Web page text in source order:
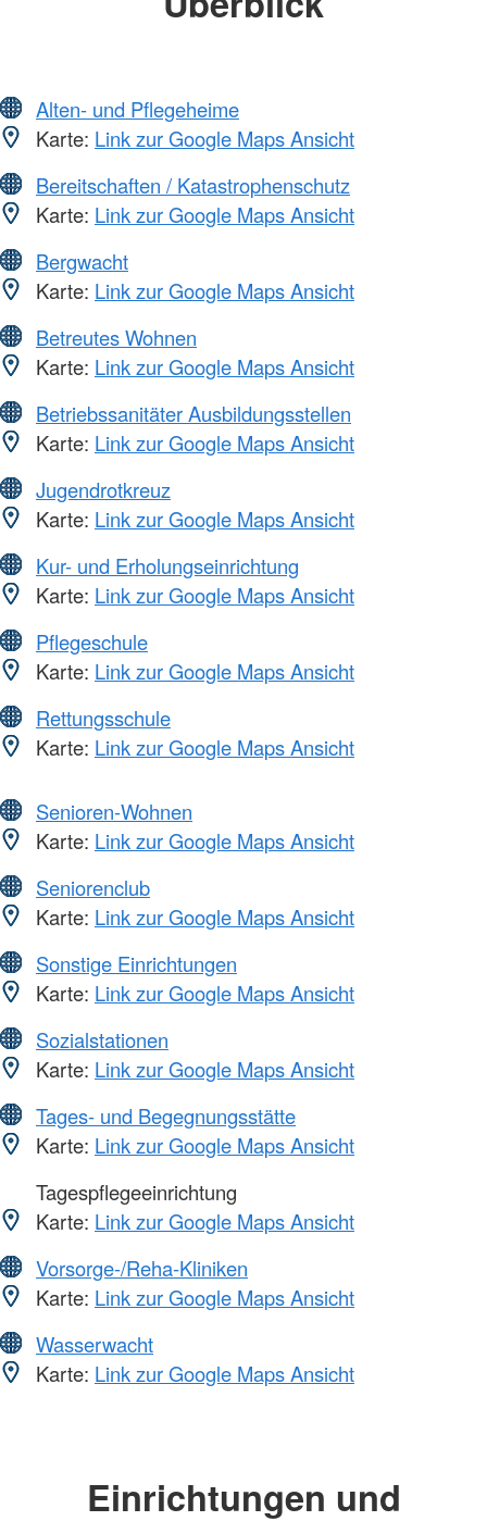
Alten- und Pflegeheime
Karte: Link zur Google Maps Ansicht
Bereitschaften / Katastrophenschutz
Karte: Link zur Google Maps Ansicht
Bergwacht
Karte: Link zur Google Maps Ansicht
Betreutes Wohnen
Karte: Link zur Google Maps Ansicht
Betriebssanitäter Ausbildungsstellen
Karte: Link zur Google Maps Ansicht
Jugendrotkreuz
Karte: Link zur Google Maps Ansicht
Kur- und Erholungseinrichtung
Karte: Link zur Google Maps Ansicht
Pflegeschule
Karte: Link zur Google Maps Ansicht
Rettungsschule
Karte: Link zur Google Maps Ansicht
Senioren-Wohnen
Karte: Link zur Google Maps Ansicht
Seniorenclub
Karte: Link zur Google Maps Ansicht
Sonstige Einrichtungen
Karte: Link zur Google Maps Ansicht
Sozialstationen
Karte: Link zur Google Maps Ansicht
Tages- und Begegnungsstätte
Karte: Link zur Google Maps Ansicht
Tagespflegeeinrichtung
Karte: Link zur Google Maps Ansicht
Vorsorge-/Reha-Kliniken
Karte: Link zur Google Maps Ansicht
Wasserwacht
Karte: Link zur Google Maps Ansicht
Einrichtungen und